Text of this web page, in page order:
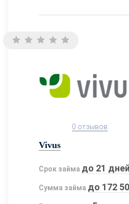
0 отзывов
Vivus
Срок займа до 21 дней
Сумма займа до 172